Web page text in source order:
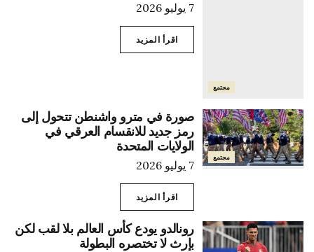
مجتمع
7 يوليو 2026
اقرأ المزيد
مجتمع
صورة في مترو واشنطن تتحول إلى
رمز جديد للانقسام العرقي في
الولايات المتحدة
7 يوليو 2026
اقرأ المزيد
رونالدو يودع كأس العالم بلا لقب لكن
بإرث لا تختصره البطولة